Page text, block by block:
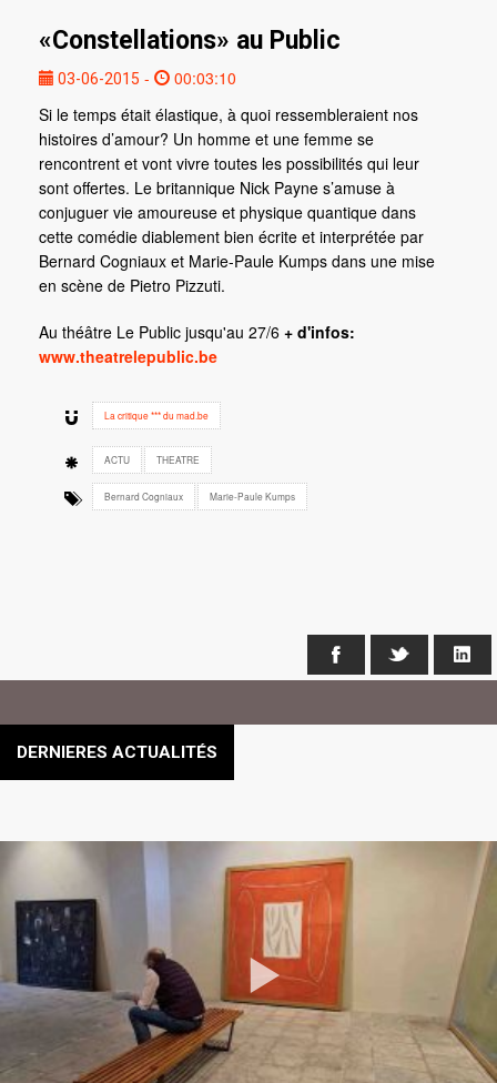
«Constellations» au Public
03-06-2015 -
00:03:10
Si le temps était élastique, à quoi ressembleraient nos
histoires d’amour? Un homme et une femme se
rencontrent et vont vivre toutes les possibilités qui leur
sont offertes. Le britannique Nick Payne s’amuse à
conjuguer vie amoureuse et physique quantique dans
cette comédie diablement bien écrite et interprétée par
Bernard Cogniaux et Marie-Paule Kumps dans une mise
en scène de Pietro Pizzuti.
Au théâtre Le Public jusqu'au 27/6 + d'infos:
www.theatrelepublic.be
La critique *** du mad.be
ACTU THEATRE
Bernard Cogniaux Marie-Paule Kumps
Facebook
DERNIERES ACTUALITÉS